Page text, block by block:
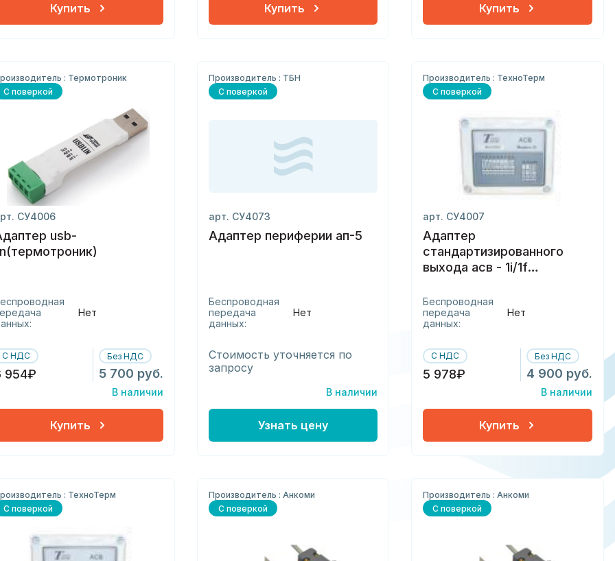
Купить Купить Купить
: Термотроник
С поверкой
СУ4006
usb-
Нет
С НДС
954₽
Без НДС
5 700 руб.
В наличии
Купить
Производитель : ТБН
С поверкой
арт. СУ4073
Адаптер периферии ап-5
Беспроводная
передача
данных:
Нет
Стоимость уточняется по
запросу
В наличии
Узнать цену
Производитель : ТехноТерм
С поверкой
арт. СУ4007
Адаптер
стандартизированного
выхода асв - 1i/1f
Беспроводная
передача
данных:
Нет
С НДС
5 978₽
Без НДС
4 900 руб.
В наличии
Купить
: ТехноТерм
С поверкой
Производитель : Анкоми
С поверкой
Производитель : Анкоми
С поверкой